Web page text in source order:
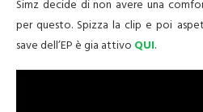
Simz decide di non avere una
per questo. Spizza la clip e poi
save dell’EP è gia attivo QUI.